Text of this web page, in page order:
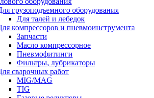
грузоподъемного оборудования
Для талей и лебедок
компрессоров и пневмоинструмента
Запчасти
Масло компрессорное
Пневмофитинги
Фильтры, лубрикаторы
сварочных работ
MIG/MAG
TIG